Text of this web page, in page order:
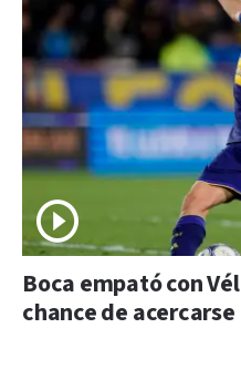
Boca empató con
chance de